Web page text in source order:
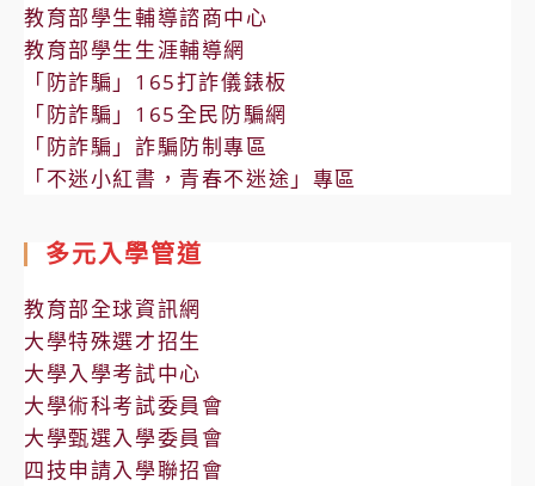
教育部學生輔導諮商中心
教育部學生生涯輔導網
「防詐騙」165打詐儀錶板
「防詐騙」165全民防騙網
「防詐騙」詐騙防制專區
「不迷小紅書，青春不迷途」專區
多元入學管道
教育部全球資訊網
大學特殊選才招生
大學入學考試中心
大學術科考試委員會
大學甄選入學委員會
四技申請入學聯招會